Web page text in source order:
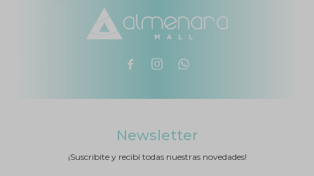
  
Newsletter
¡Suscribite y recibí todas nuestras novedades!